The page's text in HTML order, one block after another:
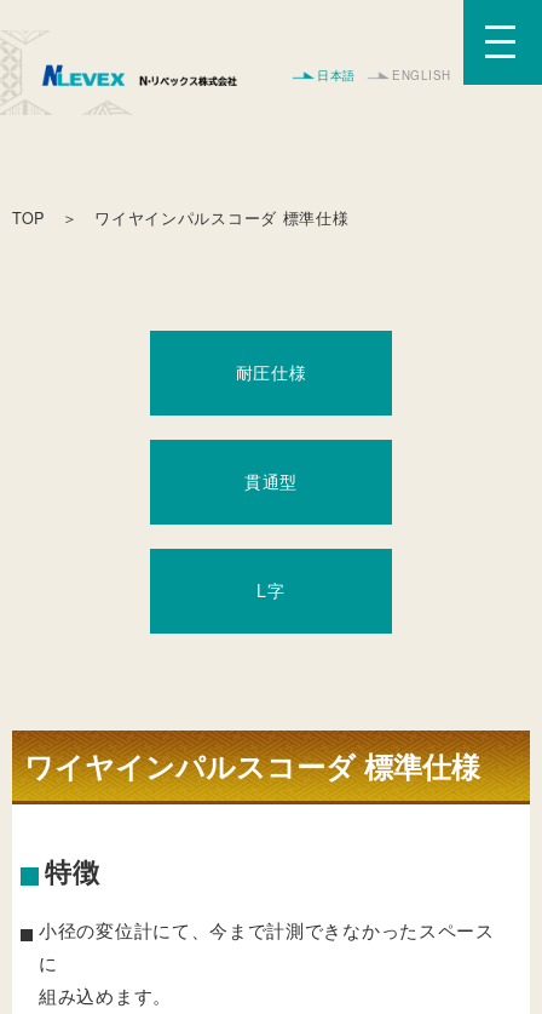
日本語 ENGLISH
TOP ＞ ワイヤインパルスコーダ 標準仕様
耐圧仕様
貫通型
L字
ワイヤインパルスコーダ 標準仕様
特徴
小径の変位計にて、今まで計測できなかったスペース
に
組み込めます。